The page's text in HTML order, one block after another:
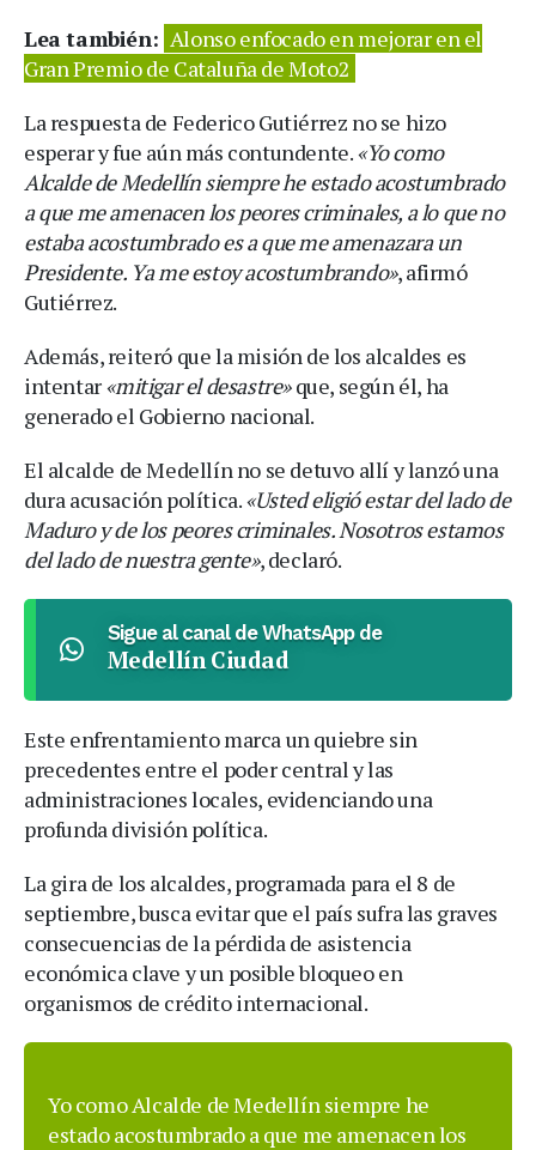
Lea también: Alonso enfocado en mejorar en el
Gran Premio de Cataluña de Moto2
La respuesta de Federico Gutiérrez no se hizo
esperar y fue aún más contundente.«Yo como
Alcalde de Medellín siempre he estado acostumbrado
a que me amenacen los peores criminales, a lo que no
estaba acostumbrado es a que me amenazara un
Presidente. Ya me estoy acostumbrando», afirmó
Gutiérrez.
Además, reiteró que la misión de los alcaldes es
intentar«mitigar el desastre»que, según él, ha
generado el Gobierno nacional.
El alcalde de Medellín no se detuvo allí y lanzó una
dura acusación política.«Usted eligió estar del lado de
Maduro y de los peores criminales. Nosotros estamos
del lado de nuestra gente», declaró.
Sigue al canal de WhatsApp de
Medellín Ciudad
Este enfrentamiento marca un quiebre sin
precedentes entre el poder central y las
administraciones locales, evidenciando una
profunda división política.
La gira de los alcaldes, programada para el 8 de
septiembre, busca evitar que el país sufra las graves
consecuencias de la pérdida de asistencia
económica clave y un posible bloqueo en
organismos de crédito internacional.
Yo como Alcalde de Medellín siempre he
estado acostumbrado a que me amenacen los